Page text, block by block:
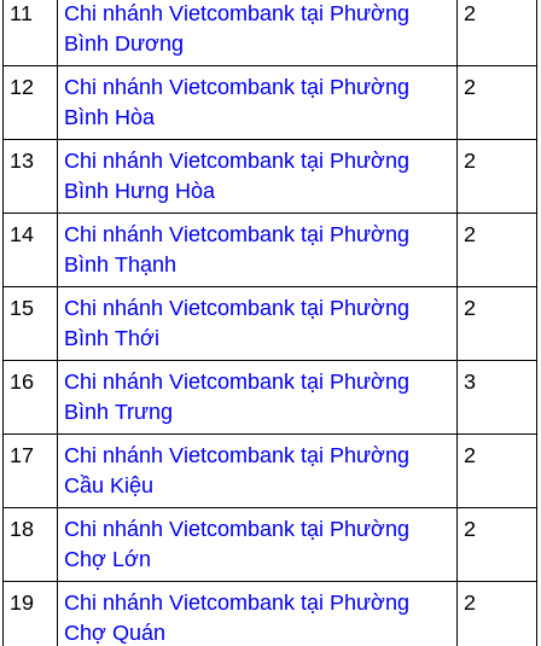
11
Chi nhánh Vietcombank tại Phường
Bình Dương
2
12
Chi nhánh Vietcombank tại Phường
Bình Hòa
2
13
Chi nhánh Vietcombank tại Phường
Bình Hưng Hòa
2
14
Chi nhánh Vietcombank tại Phường
Bình Thạnh
2
15
Chi nhánh Vietcombank tại Phường
Bình Thới
2
16
Chi nhánh Vietcombank tại Phường
Bình Trưng
3
17
Chi nhánh Vietcombank tại Phường
Cầu Kiệu
2
18
Chi nhánh Vietcombank tại Phường
Chợ Lớn
2
19
Chi nhánh Vietcombank tại Phường
Chợ Quán
2